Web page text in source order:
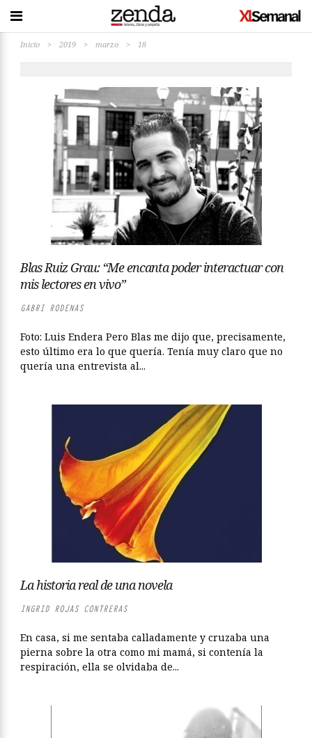
Inicio > 2019 > marzo > 18
Blas Ruiz Grau: “Me encanta poder interactuar con
mis lectores en vivo”
GABRI RODENAS
Foto: Luis Endera Pero Blas me dijo que, precisamente,
esto último era lo que quería. Tenía muy claro que no
quería una entrevista al...
La historia real de una novela
INGRID ROJAS CONTRERAS
En casa, si me sentaba calladamente y cruzaba una
pierna sobre la otra como mi mamá, si contenía la
respiración, ella se olvidaba de...